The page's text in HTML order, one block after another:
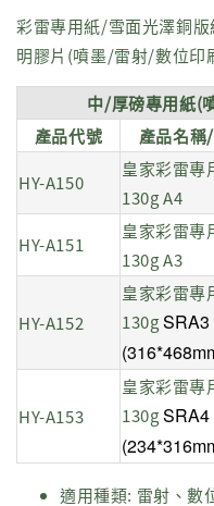
彩雷專用紙/雪面光澤銅
明膠片(噴墨/雷射/數位印
中/厚磅專用紙(
產品代號
產品名稱
HY-A150
皇家彩雷專
130g A4
HY-A151
皇家彩雷專
130g A3
HY-A152
皇家彩雷專
130gSRA3
HY-A153
皇家彩雷專
130gSRA4
適用種類: 雷射、數